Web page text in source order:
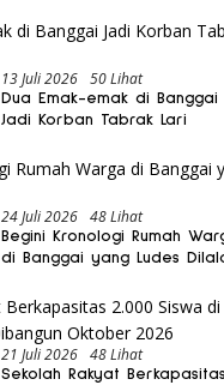
Harus Dirasakan Masyarakat
13 Juli 2026 50 Lihat
Dua Emak-emak di Banggai
Jadi Korban Tabrak Lari
24 Juli 2026 48 Lihat
Begini Kronologi Rumah
di Banggai yang Ludes
21 Juli 2026 48 Lihat
Sekolah Rakyat Berkapasitas